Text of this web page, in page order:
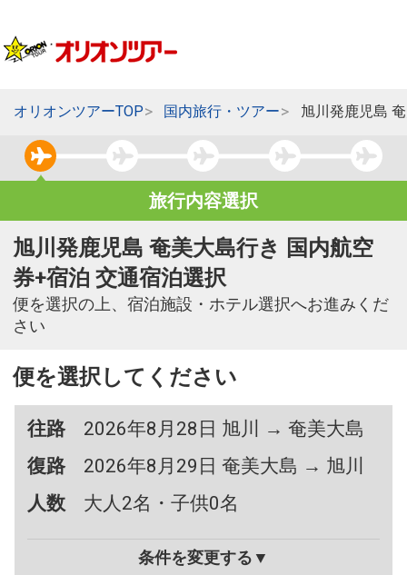
オリオンツアーTOP 国内旅行・ツアー 旭川発鹿児島
旅行内容選択
旭川発鹿児島 奄美大島行き 国内航空
券+宿泊 交通宿泊選択
便を選択の上、宿泊施設・ホテル選択へお進みくだ
さい
便を選択してください
往路
2026年8月28日 旭川 → 奄美大島
復路
2026年8月29日 奄美大島 → 旭川
人数
大人2名・子供0名
条件を変更する▼